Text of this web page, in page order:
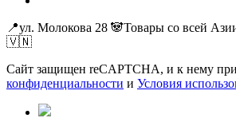
📍ул. Молокова 28 🐼Товары со
🇻🇳
Сайт защищен reCAPTCHA, и к нему
конфиденциальности и Условия